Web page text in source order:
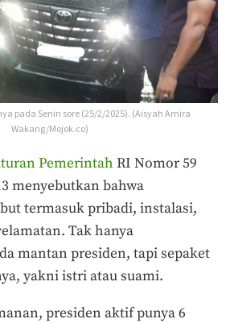
pada Senin sore (25/2/2025). (Aisyah Amira
Wakang/Mojok.co)
Pemerintah RI Nomor 59
menyebutkan bahwa
termasuk pribadi, instalasi,
Tak hanya
mantan presiden, tapi sepaket
yakni istri atau suami.
presiden aktif punya 6